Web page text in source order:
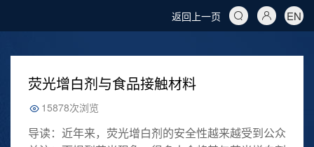
返回上一页 EN
荧光增白剂与食品接触材料
15878次浏览
导读：近年来，荧光增白剂的安全性越来越受到公众